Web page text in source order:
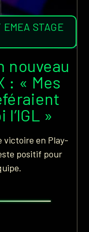
EMEA STAGE
nouveau
: « Mes
»
victoire en Play-
positif pour